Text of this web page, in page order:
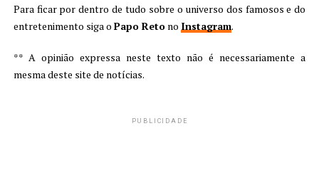
Para ficar por dentro de tudo sobre o universo dos famosos e do
entretenimento siga o Papo Retono Instagram.
** A opinião expressa neste texto não é necessariamente a
mesma deste site de notícias.
PUBLICIDADE